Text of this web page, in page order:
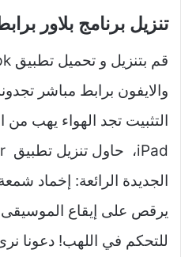
تنزيل برنامج بلاور
والايفون برابط مباشر
الجديدة الرائعة: إخماد
يرقص على إيقاع
للتحكم في اللهب! دعونا